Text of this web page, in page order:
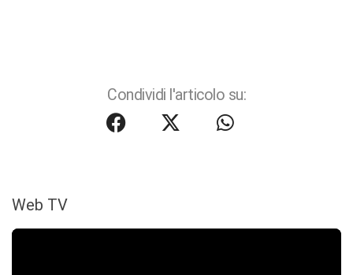
Condividi l'articolo su:
Web TV